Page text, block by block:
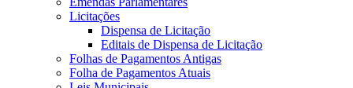
Licitações
Dispensa de Licitação
Editais de Dispensa de Licitação
Folhas de Pagamentos Antigas
Folha de Pagamentos Atuais